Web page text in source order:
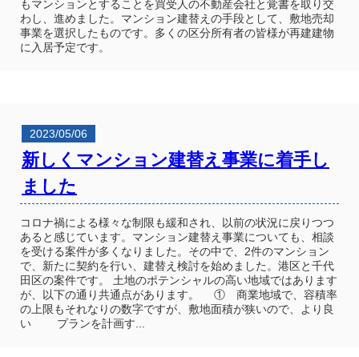
もマンションとすることを買受人の不動産会社と覚書を取り交
わし、進めました。マンション建替えの手段として、敷地売却
事業を選択したものです。多くの区分所有者の皆様が再建建物
に入居予定です。
2023/05/06
新しくマンション建替え事業に着手し
ました
コロナ禍による様々な制限も緩和され、以前の状況に戻りつつ
あると感じています。マンション建替え事業についても、相談
を受ける案件が多くなりました。その中で、2件のマンション
で、新たに契約を行い、建替え検討を始めました。港区と千代
田区の案件です。 土地のポテンシャルの高い地域ではあります
が、以下の通り共通点があります。 ① 商業地域で、容積率
の上限もそれなりの数字ですが、敷地面積が狭いので、より良
い プランを計画す...